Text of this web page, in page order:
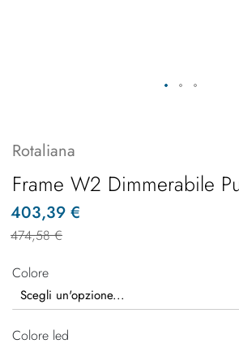
Rotaliana
Frame W2 Dimmerabile
403,39 €
474,58 €
Colore
Colore led